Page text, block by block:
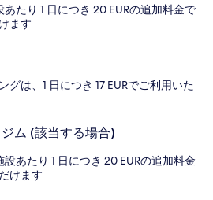
あたり 1 日につき 20 EURの追加料金で
ます
グは、1 日につき 17 EURでご利用いた
ム (該当する場合)
設あたり 1 日につき 20 EURの追加料金
けます